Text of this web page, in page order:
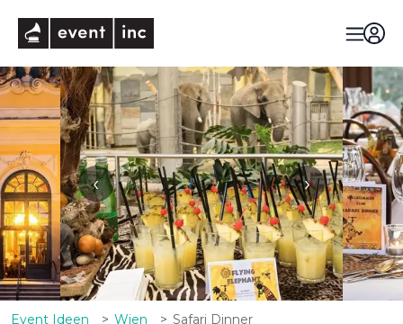
‹ ›
Event Ideen Wien Safari Dinner